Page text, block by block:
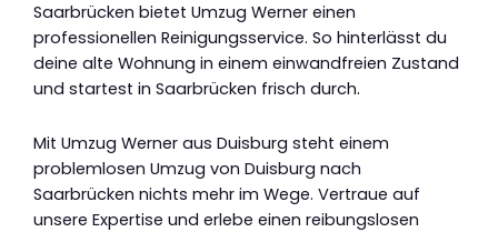
Saarbrücken bietet Umzug Werner einen
professionellen Reinigungsservice. So hinterlässt du
deine alte Wohnung in einem einwandfreien Zustand
und startest in Saarbrücken frisch durch.
Mit Umzug Werner aus Duisburg steht einem
problemlosen Umzug von Duisburg nach
Saarbrücken nichts mehr im Wege. Vertraue auf
unsere Expertise und erlebe einen reibungslosen